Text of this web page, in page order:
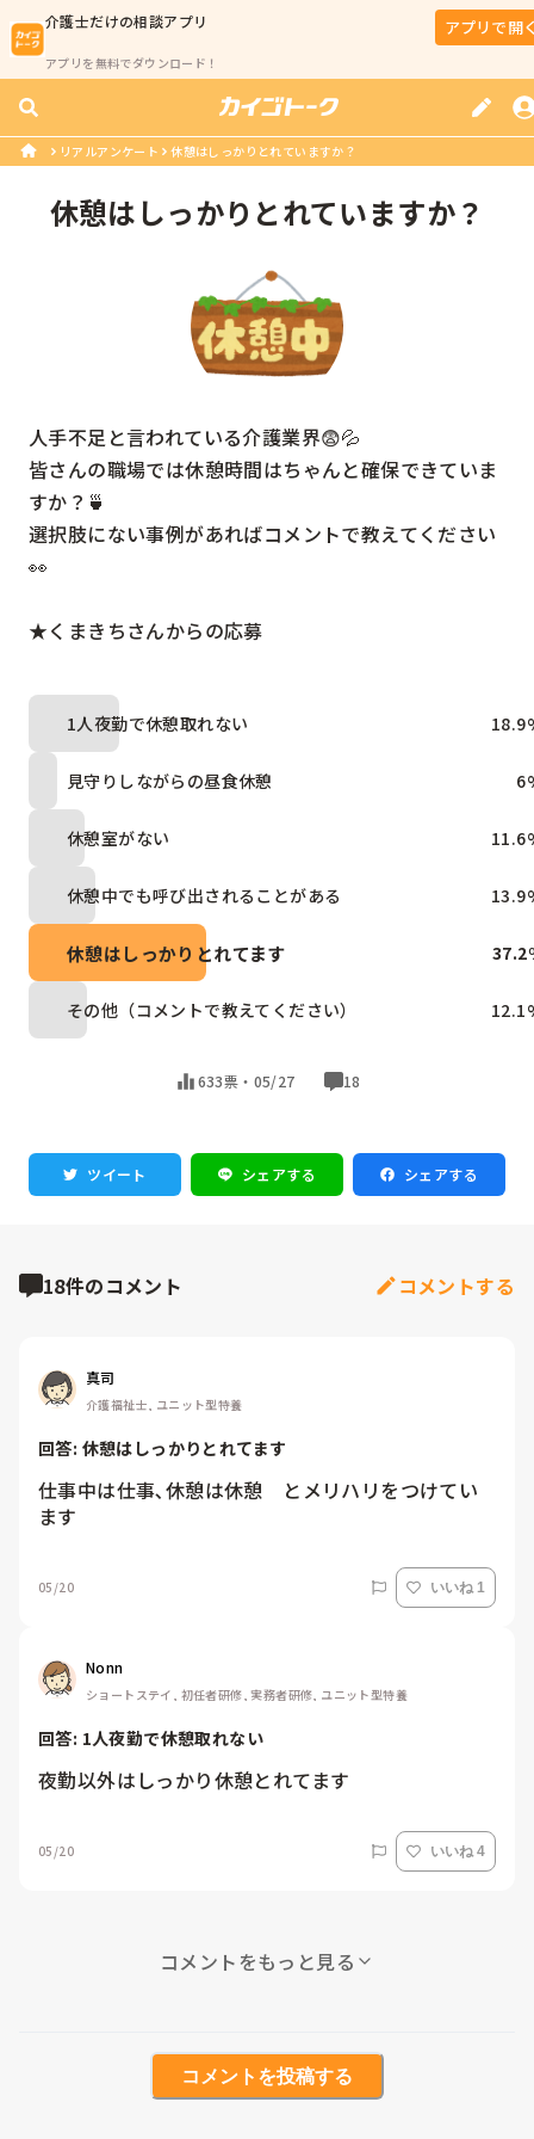
介護士だけの相談アプリ
アプリを無料でダウンロード！
アプリで開
リアルアンケート 休憩はしっかりとれていますか？
休憩はしっかりとれていますか？
人手不足と言われている介護業界😨💦
皆さんの職場では休憩時間はちゃんと確保できていま
すか？🍵
選択肢にない事例があればコメントで教えてください
👀
★くまきちさんからの応募
1人夜勤で休憩取れない 18.9
見守りしながらの昼食休憩 6
休憩室がない 11.6
休憩中でも呼び出されることがある 13.9
休憩はしっかりとれてます 37.2
その他（コメントで教えてください） 12.1
633票・ 05/27 18
ツイート シェアする シェアする
18件のコメント コメントする
真司
介護福祉士, ユニット型特養
回答: 休憩はしっかりとれてます
仕事中は仕事､休憩は休憩　とメリハリをつけてい
ます
05/20 いいね 1
Nonn
ショートステイ, 初任者研修, 実務者研修, ユニット型特養
回答: 1人夜勤で休憩取れない
夜勤以外はしっかり休憩とれてます
05/20 いいね 4
コメントをもっと見る
コメントを投稿する